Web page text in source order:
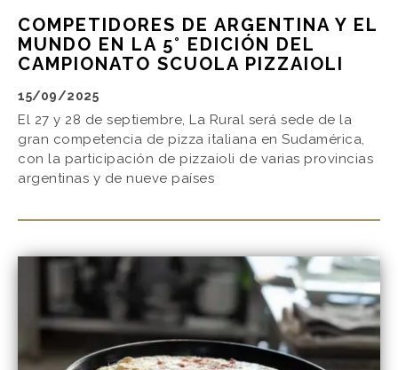
COMPETIDORES DE ARGENTINA Y EL
MUNDO EN LA 5° EDICIÓN DEL
CAMPIONATO SCUOLA PIZZAIOLI
15/09/2025
El 27 y 28 de septiembre, La Rural será sede de la
gran competencia de pizza italiana en Sudamérica,
con la participación de pizzaioli de varias provincias
argentinas y de nueve países